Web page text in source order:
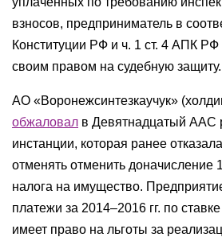
взносов, предприниматель в
Конституции РФ и ч. 1 ст. 4 АПК РФ
своим правом на судебную защиту.
АО «Воронежсинтезкаучук»
обжаловал в Девятнадцатый ААС
инстанции, которая ранее
отменять отменить доначисление
налога на имущество.
платежи за 2014–2016 гг. по
имеет право на льготы за